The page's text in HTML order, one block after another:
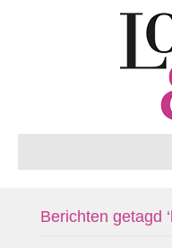
Berichten getagd